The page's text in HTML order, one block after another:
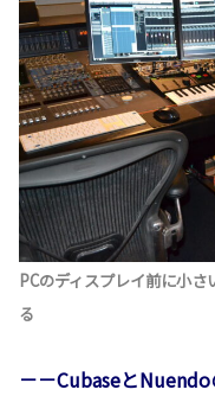
PCのディスプレイ前に小
る
－－Cubaseと